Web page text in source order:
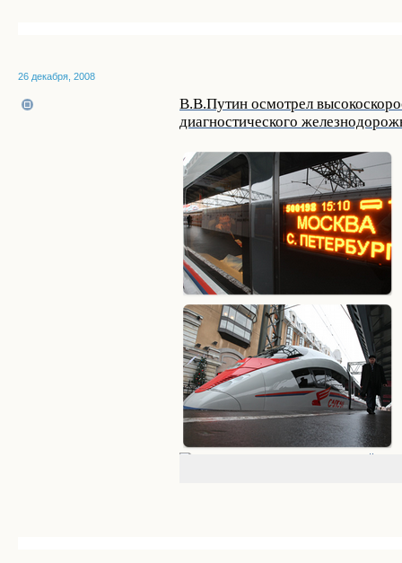
26 декабря, 2008
В.В.Путин осмотрел
диагностического